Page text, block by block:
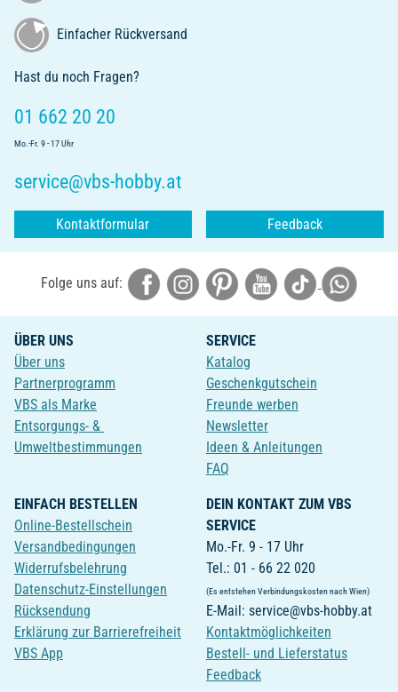
Einfacher Rückversand
Hast du noch Fragen?
01 662 20 20
Mo.-Fr. 9 - 17 Uhr
service@vbs-hobby.at
Kontaktformular Feedback
Folge uns auf:
ÜBER UNS
Über uns
Partnerprogramm
VBS als Marke
Entsorgungs- &
Umweltbestimmungen
SERVICE
Katalog
Geschenkgutschein
Freunde werben
Newsletter
Ideen & Anleitungen
FAQ
EINFACH BESTELLEN
Online-Bestellschein
Versandbedingungen
Widerrufsbelehrung
Datenschutz-Einstellungen
Rücksendung
Erklärung zur Barrierefreiheit
VBS App
DEIN KONTAKT ZUM VBS
SERVICE
Mo.-Fr. 9 - 17 Uhr
Tel.: 01 - 66 22 020
(Es entstehen Verbindungskosten nach Wien)
E-Mail: service@vbs-hobby.at
Kontaktmöglichkeiten
Bestell- und Lieferstatus
Feedback